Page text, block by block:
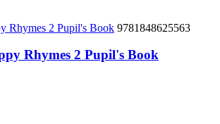
9781848625563
Rhymes 2 Pupil's Book